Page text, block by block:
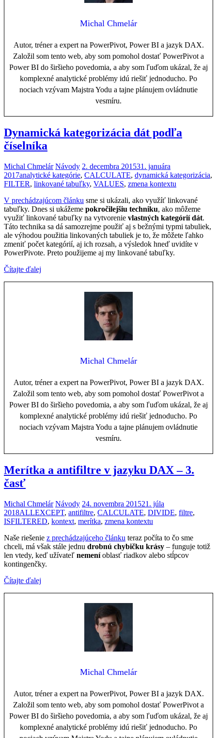
Michal Chmelár
Autor, tréner a expert na PowerPivot, Power BI a jazyk DAX.
Založil som tento web, aby som pomohol dostať PowerPivot a
Power BI do širšieho povedomia, a aby som ľuďom ukázal, že aj
komplexné analytické problémy idú riešiť jednoducho. Po
nociach vzývam Majstra Yodu a tajne plánujem ovládnutie
vesmíru.
Dynamická kategorizácia dát podľa
číselníka
Michal Chmelár Návody 2. decembra 201531. januára
2017analytické kategórie, CALCULATE, dynamická kategorizácia,
FILTER, linkované tabuľky, VALUES, zmena kontextu
V prechádzajúcom článku sme si ukázali, ako využíť linkované
tabuľky. Dnes si ukážeme pokročilejšiu techniku, ako môžeme
využiť linkované tabuľky na vytvorenie vlastných kategórií dát.
Táto technika sa dá samozrejme použiť aj s bežnými typmi tabuliek,
ale výhodou použitia linkovaných tabuliek je to, že môžete ľahko
zmeniť počet kategórií, aj ich rozsah, a výsledok hneď uvidíte v
PowerPivote. Preto použijeme aj my linkované tabuľky.
Čítajte ďalej
Michal Chmelár
Autor, tréner a expert na PowerPivot, Power BI a jazyk DAX.
Založil som tento web, aby som pomohol dostať PowerPivot a
Power BI do širšieho povedomia, a aby som ľuďom ukázal, že aj
komplexné analytické problémy idú riešiť jednoducho. Po
nociach vzývam Majstra Yodu a tajne plánujem ovládnutie
vesmíru.
Merítka a antifiltre v jazyku DAX – 3.
časť
Michal Chmelár Návody 24. novembra 201521. júla
2018ALLEXCEPT, antifiltre, CALCULATE, DIVIDE, filtre,
ISFILTERED, kontext, merítka, zmena kontextu
Naše riešenie z prechádzajúceho článku teraz počíta to čo sme
chceli, má však stále jednu drobnú chybičku krásy – funguje totiž
len vtedy, keď užívateľ nemeníoblasť riadkov alebo stĺpcov
kontingenčky.
Čítajte ďalej
Michal Chmelár
Autor, tréner a expert na PowerPivot, Power BI a jazyk DAX.
Založil som tento web, aby som pomohol dostať PowerPivot a
Power BI do širšieho povedomia, a aby som ľuďom ukázal, že aj
komplexné analytické problémy idú riešiť jednoducho. Po